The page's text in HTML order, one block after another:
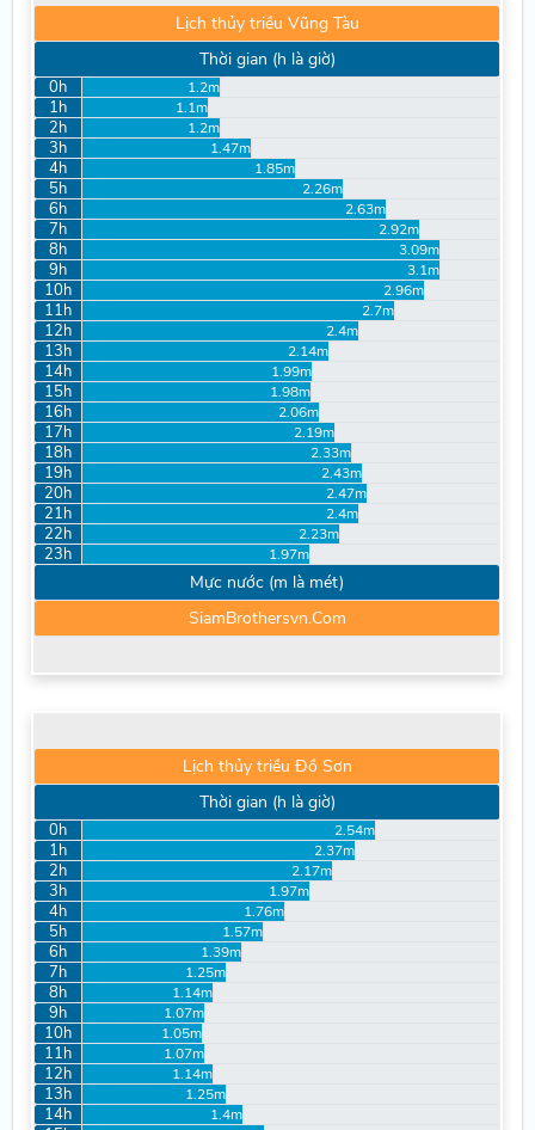
Lịch thủy triều Vũng Tàu
Thời gian (h là giờ)
0h 1.2m
1h 1.1m
2h 1.2m
3h 1.47m
4h 1.85m
5h 2.26m
6h 2.63m
7h 2.92m
8h 3.09m
9h 3.1m
10h 2.96m
11h 2.7m
12h 2.4m
13h 2.14m
14h 1.99m
15h 1.98m
16h 2.06m
17h 2.19m
18h 2.33m
19h 2.43m
20h 2.47m
21h 2.4m
22h 2.23m
23h 1.97m
Mực nước (m là mét)
SiamBrothersvn.Com
Lịch thủy triều Đồ Sơn
Thời gian (h là giờ)
0h 2.54m
1h 2.37m
2h 2.17m
3h 1.97m
4h 1.76m
5h 1.57m
6h 1.39m
7h 1.25m
8h 1.14m
9h 1.07m
10h 1.05m
11h 1.07m
12h 1.14m
13h 1.25m
14h 1.4m